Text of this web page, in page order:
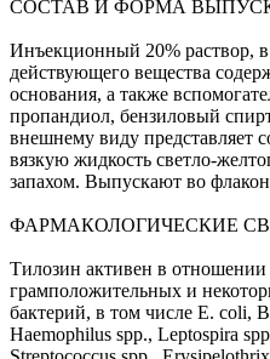
СОСТАВ И ФОРМА
Инъекционный 20% раствор, в
действующего вещества
основания, а также
пропандиол, бензиловый
внешнему виду представляет
вязкую жидкость светло-
запахом. Выпускают во
ФАРМАКОЛОГИЧЕСКИЕ
Тилозин активен в отношении
грамположительных и
бактерий, в том числе E. coli,
Haemophilus spp., Leptospira